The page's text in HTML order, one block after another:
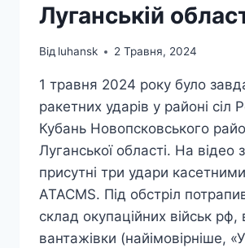
Луганській
Від luhansk 2 Травня, 2024
1 травня 2024 року було
ракетних ударів у районі сіл
Кубань Новопсковського
Луганської області. На
присутні три удари
ATACMS. Під обстріл
склад окупаційних військ рф,
вантажівки (найімовірніше,